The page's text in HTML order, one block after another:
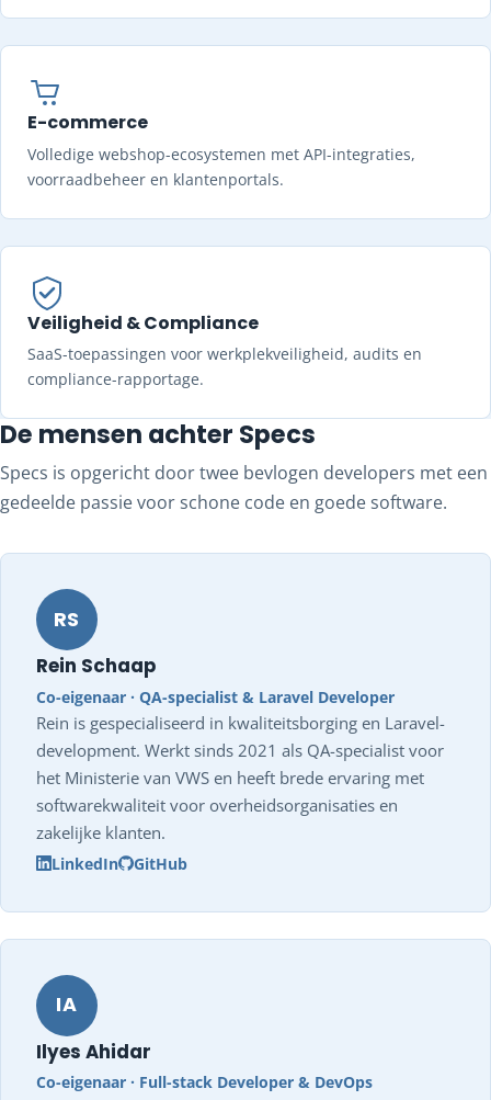
E-commerce
Volledige webshop-ecosystemen met API-integraties,
voorraadbeheer en klantenportals.
Veiligheid & Compliance
SaaS-toepassingen voor werkplekveiligheid, audits en
compliance-rapportage.
De mensen achter Specs
Specs is opgericht door twee bevlogen developers met een
gedeelde passie voor schone code en goede software.
RS
Rein Schaap
Co-eigenaar · QA-specialist & Laravel Developer
Rein is gespecialiseerd in kwaliteitsborging en Laravel-
development. Werkt sinds 2021 als QA-specialist voor
het Ministerie van VWS en heeft brede ervaring met
softwarekwaliteit voor overheidsorganisaties en
zakelijke klanten.
LinkedIn GitHub
IA
Ilyes Ahidar
Co-eigenaar · Full-stack Developer & DevOps